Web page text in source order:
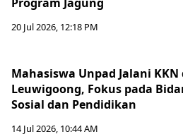
20 Jul 2026, 12:18 PM
Mahasiswa Unpad Jalani KKN
Leuwigoong, Fokus pada
Sosial dan Pendidikan
14 Jul 2026, 10:44 AM